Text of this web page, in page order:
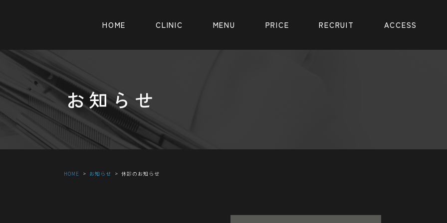
HOME CLINIC MENU PRICE RECRUIT ACCESS
お知らせ
HOME お知らせ 休診のお知らせ